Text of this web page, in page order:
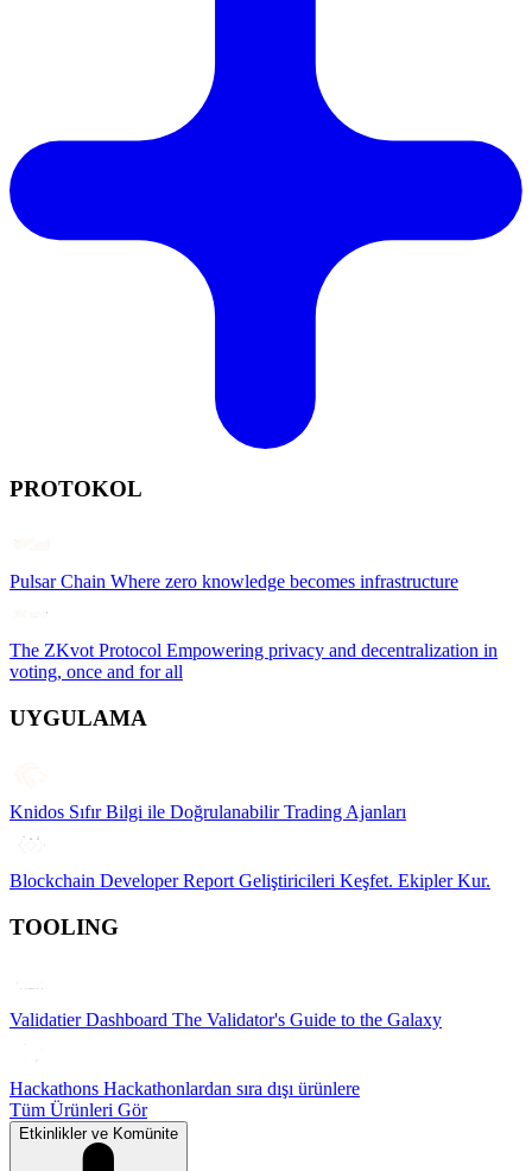
PROTOKOL
Pulsar Chain Where zero knowledge becomes infrastructure
The ZKvot Protocol Empowering privacy and decentralization in
voting, once and for all
UYGULAMA
Knidos Sıfır Bilgi ile Doğrulanabilir Trading Ajanları
Blockchain Developer Report Geliştiricileri Keşfet. Ekipler Kur.
TOOLING
Validatier Dashboard The Validator's Guide to the Galaxy
Hackathons Hackathonlardan sıra dışı ürünlere
Tüm Ürünleri Gör
Etkinlikler ve Komünite